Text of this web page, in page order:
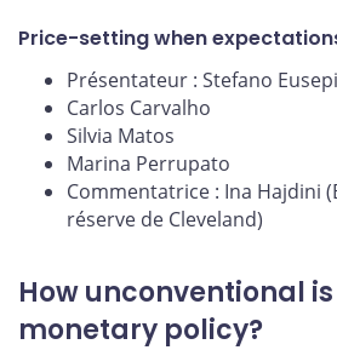
Price-setting when
Présentateur : Stefano
Carlos Carvalho
Silvia Matos
Marina Perrupato
Commentatrice : Ina Hajdini
réserve de Cleveland)
How unconventional
monetary policy?